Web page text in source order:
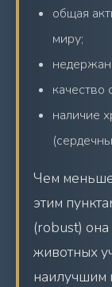
общая
миру;
качество
наличие
Чем
этим
(robust) она
животных
наилучшим